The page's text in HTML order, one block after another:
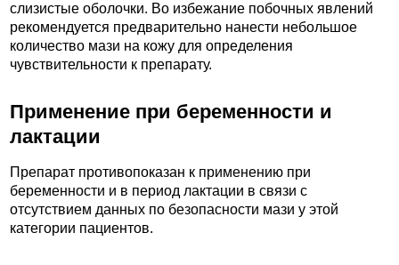
слизистые оболочки. Во избежание побочных явлений
рекомендуется предварительно нанести небольшое
количество мази на кожу для определения
чувствительности к препарату.
Применение при беременности и
лактации
Препарат противопоказан к применению при
беременности и в период лактации в связи с
отсутствием данных по безопасности мази у этой
категории пациентов.